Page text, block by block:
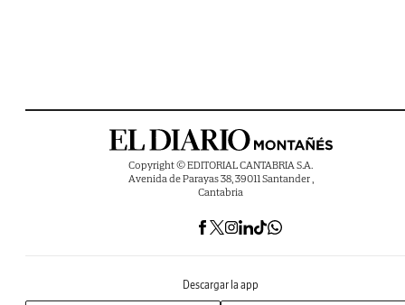
Copyright © EDITORIAL CANTABRIA S.A.
Avenida de Parayas 38, 39011 Santander ,
Cantabria
Descargar la app